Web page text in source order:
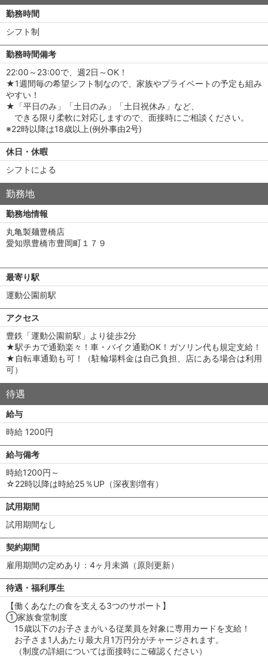
勤務時間
シフト制
勤務時間備考
22:00～23:00で、週2日～OK！
★1週間毎の希望シフト制なので、家族やプライベートの予定も組み
やすい！
★「平日のみ」「土日のみ」「土日祝休み」など、
できる限り柔軟に対応しますので、面接時にご相談ください。
※22時以降は18歳以上(例外事由2号)
休日・休暇
シフトによる
勤務地
勤務地情報
丸亀製麺豊橋店
愛知県豊橋市豊岡町１７９
最寄り駅
運動公園前駅
アクセス
豊鉄「運動公園前駅」より徒歩2分
★駅チカで通勤楽々！車・バイク通勤OK！ガソリン代も規定支給！
★自転車通勤も可！（駐輪場料金は自己負担、店にある場合は利用
可）
待遇
給与
時給 1200円
給与備考
時給1200円～
☆22時以降は時給25％UP（深夜割増有）
試用期間
試用期間なし
契約期間
雇用期間の定めあり：4ヶ月未満（原則更新）
待遇・福利厚生
【働くあなたの食を支える3つのサポート】
①家族食堂制度
15歳以下のお子さまがいる従業員を対象に専用カードを支給！
お子さま1人あたり最大月1万円分がチャージされます。
（制度の詳細については面接時にご確認ください）